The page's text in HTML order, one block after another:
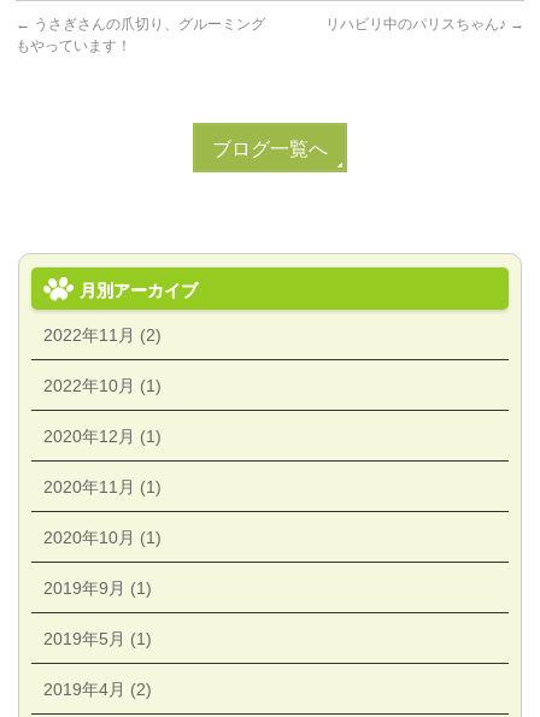
← うさぎさんの爪切り、グルーミング
もやっています！
リハビリ中のパリスちゃん♪ →
ブログ一覧へ
月別アーカイブ
2022年11月 (2)
2022年10月 (1)
2020年12月 (1)
2020年11月 (1)
2020年10月 (1)
2019年9月 (1)
2019年5月 (1)
2019年4月 (2)